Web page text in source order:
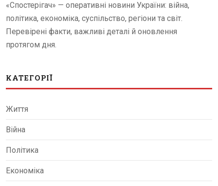
«Спостерігач» — оперативні новини України: війна,
політика, економіка, суспільство, регіони та світ.
Перевірені факти, важливі деталі й оновлення
протягом дня.
КАТЕГОРІЇ
Життя
Війна
Політика
Економіка